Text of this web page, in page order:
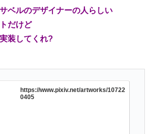
ベルのデザイナーの人らしい
だけど
装してくれ?
https://www.pixiv.net/artworks/10722
0405